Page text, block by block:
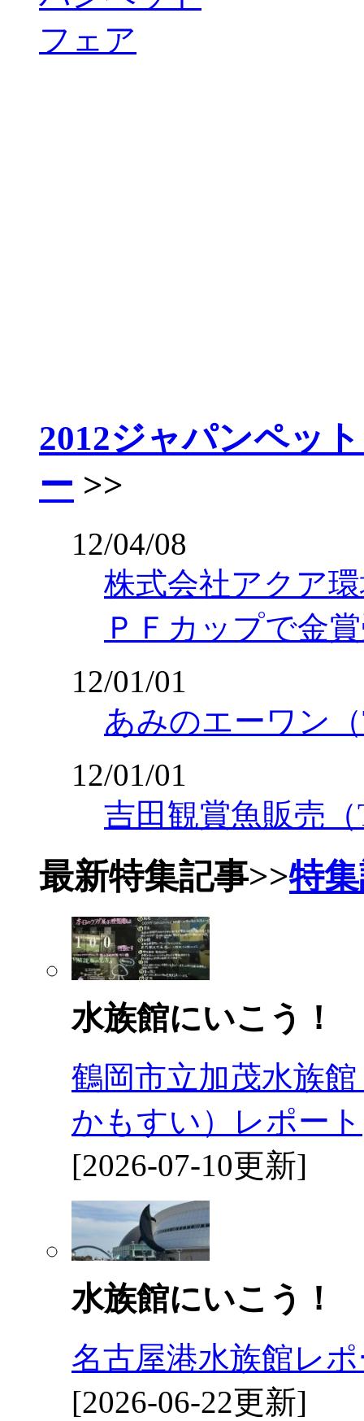
2012ジャパンペッ
ー >>
12/04/08
株式会社アクア
ＰＦカップで金
12/01/01
あみのエーワン
12/01/01
吉田観賞魚販売（
最新特集記事>>特
水族館にいこう！
鶴岡市立加茂水族
かもすい）レポート
[2026-07-10更新]
水族館にいこう！
名古屋港水族館レ
[2026-06-22更新]